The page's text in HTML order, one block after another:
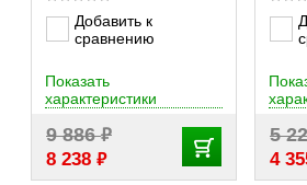
Добавить к
сравнению
9 886₽
8 238 ₽
Показать
характеристики
5
4